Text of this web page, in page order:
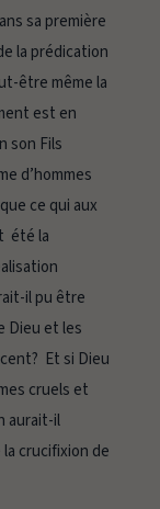
sa première
la prédication
être même la
est en
son Fils
d’hommes
ce qui aux
été la
il pu être
Dieu et les
Et si Dieu
cruels et
aurait-il
crucifixion de